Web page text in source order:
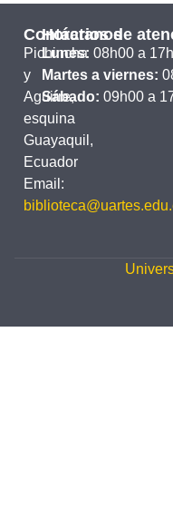
Contáctanos
Pichincha
y
Aguirre,
esquina
Guayaquil,
Ecuador
Email:
Horarios de
Lunes: 08h00 a
Martes a viernes:
Sábado: 09h00 a